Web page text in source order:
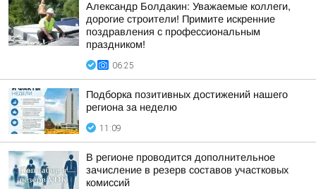
Александр Болдакин: Уважаемые коллеги,
дорогие строители! Примите искренние
поздравления с профессиональным
праздником!
06:25
Подборка позитивных достижений нашего
региона за неделю
11:09
В регионе проводится дополнительное
зачисление в резерв составов участковых
комиссий